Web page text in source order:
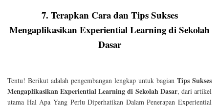
7. Terapkan Cara dan Tips Sukses
Mengaplikasikan Experiential Learning di Sekolah
Dasar
Tentu! Berikut adalah pengembangan lengkap untuk bagian Tips Sukses
Mengaplikasikan Experiential Learning di Sekolah Dasar, dari artikel
utama Hal Apa Yang Perlu Diperhatikan Dalam Penerapan Experiential